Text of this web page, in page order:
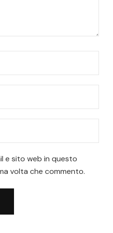
e sito web in questo
volta che commento.